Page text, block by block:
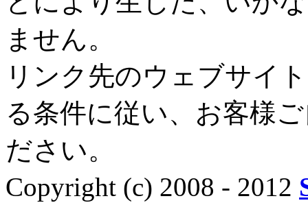
ません。
リンク先のウェブサイ
る条件に従い、お客様
ださい。
Copyright (c) 2008 - 2012